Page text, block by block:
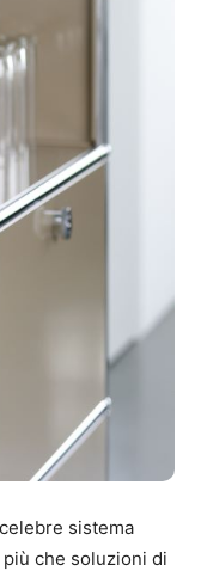
sistema
che soluzioni di